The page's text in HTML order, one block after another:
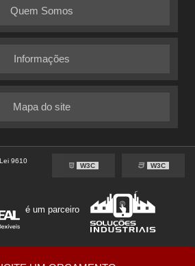
Quem Somos
Informações
Mapa do site
9610
W3C W3C
é um parceiro